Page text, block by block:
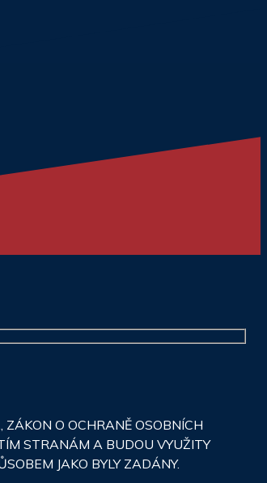
O OCHRANĚ OSOBNÍCH
STRANÁM A BUDOU VYUŽITY
JAKO BYLY ZADÁNY.